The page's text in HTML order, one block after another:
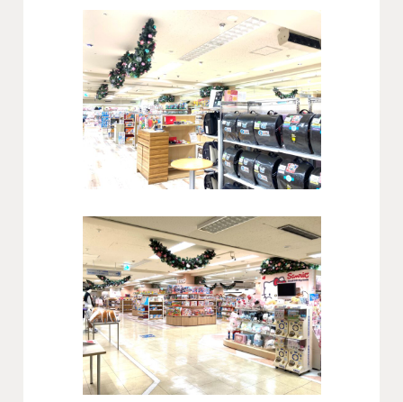
役員一覧
組織図
グループ会社
アクセス
採用情報
協力会社・スタッフ募集
お問い合わせ